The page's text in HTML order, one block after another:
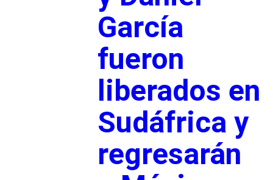
García
fueron
liberados en
Sudáfrica y
regresarán